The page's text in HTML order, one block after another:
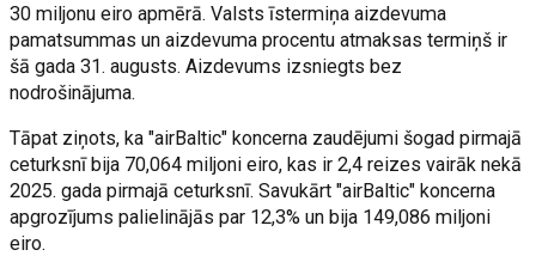
30 miljonu eiro apmērā. Valsts īstermiņa aizdevuma
pamatsummas un aizdevuma procentu atmaksas termiņš ir
šā gada 31. augusts. Aizdevums izsniegts bez
nodrošinājuma.
Tāpat ziņots, ka "airBaltic" koncerna zaudējumi šogad pirmajā
ceturksnī bija 70,064 miljoni eiro, kas ir 2,4 reizes vairāk nekā
2025. gada pirmajā ceturksnī. Savukārt "airBaltic" koncerna
apgrozījums palielinājās par 12,3% un bija 149,086 miljoni
eiro.